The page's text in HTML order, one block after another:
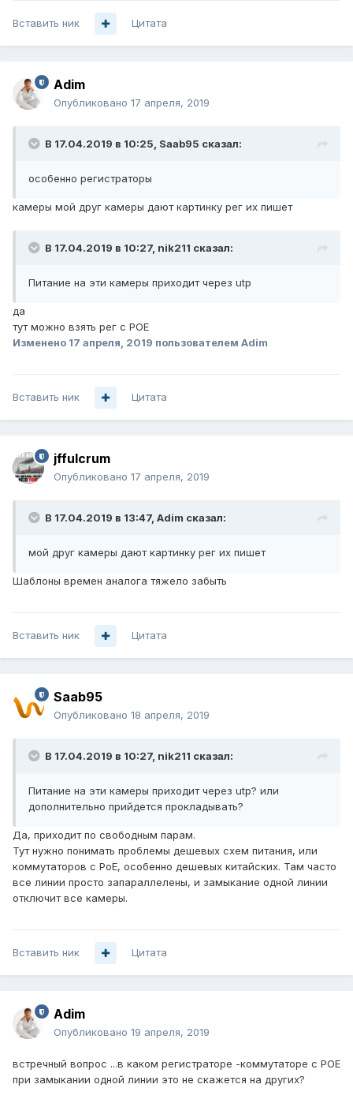
Вставить ник Цитата
Adim
Опубликовано 17 апреля, 2019
В 17.04.2019 в 10:25, Saab95 сказал:
особенно регистраторы
камеры мой друг камеры дают картинку рег их пишет
В 17.04.2019 в 10:27, nik211 сказал:
Питание на эти камеры приходит через utp
да
тут можно взять рег с POE
Изменено 17 апреля, 2019 пользователем Adim
Вставить ник Цитата
jffulcrum
Опубликовано 17 апреля, 2019
В 17.04.2019 в 13:47, Adim сказал:
мой друг камеры дают картинку рег их пишет
Шаблоны времен аналога тяжело забыть
Вставить ник Цитата
Saab95
Опубликовано 18 апреля, 2019
В 17.04.2019 в 10:27, nik211 сказал:
Питание на эти камеры приходит через utp? или
дополнительно прийдется прокладывать?
Да, приходит по свободным парам.
Тут нужно понимать проблемы дешевых схем питания, или
коммутаторов с PoE, особенно дешевых китайских. Там часто
все линии просто запараллелены, и замыкание одной линии
отключит все камеры.
Вставить ник Цитата
Adim
Опубликовано 19 апреля, 2019
встречный вопрос ...в каком регистраторе -коммутаторе с POE
при замыкании одной линии это не скажется на других?